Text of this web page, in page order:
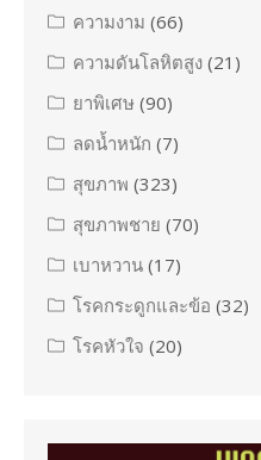
ความงาม (66)
ความดันโลหิตสูง (21)
ยาพิเศษ (90)
ลดน้ำหนัก (7)
สุขภาพ (323)
สุขภาพชาย (70)
เบาหวาน (17)
โรคกระดูกและข้อ (32)
โรคหัวใจ (20)